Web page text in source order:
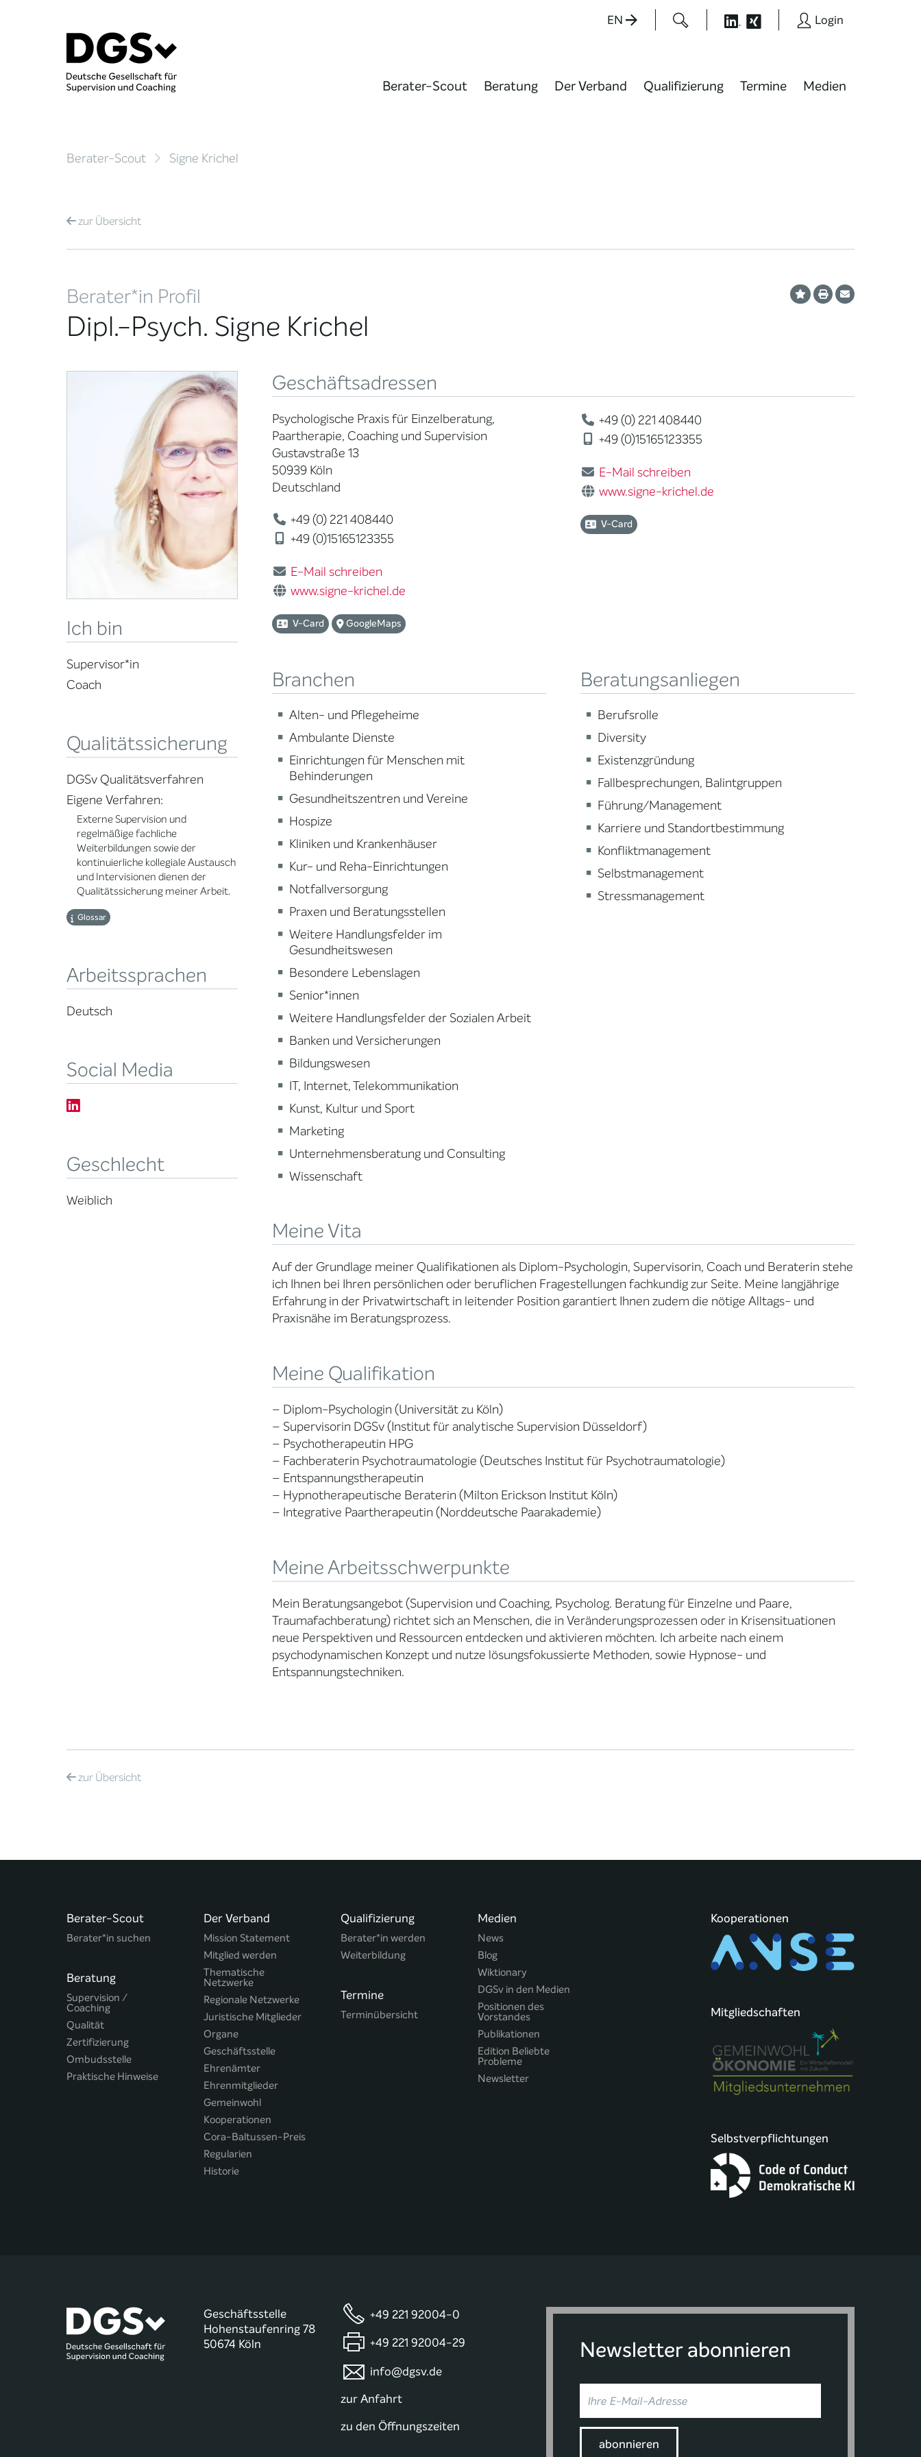
EN Login
Berater-Scout Beratung Der Verband Qualifizierung Termine Medien
Berater-Scout Signe Krichel
zurÜbersicht
Berater*in Profil
Dipl.-Psych. Signe Krichel
Ich bin
Supervisor*in
Coach
Qualitätssicherung
DGSv Qualitätsverfahren
Eigene Verfahren:
Externe Supervision und
regelmäßige fachliche
Weiterbildungen sowie der
kontinuierliche kollegiale Austausch
und Intervisionen dienen der
Qualitätssicherung meiner Arbeit.
Glossar
Arbeitssprachen
Deutsch
Social Media
Geschlecht
Weiblich
Geschäftsadressen
Psychologische Praxis für Einzelberatung,
Paartherapie, Coaching und Supervision
Gustavstraße 13
50939 Köln
Deutschland
+49 (0) 221 408440
+49 (0)15165123355
E-Mail schreiben
www.signe-krichel.de
V-Card GoogleMaps
+49 (0) 221 408440
+49 (0)15165123355
E-Mail schreiben
www.signe-krichel.de
V-Card
Branchen
Alten- und Pflegeheime
Ambulante Dienste
Einrichtungen für Menschen mit
Behinderungen
Gesundheitszentren und Vereine
Hospize
Kliniken und Krankenhäuser
Kur- und Reha-Einrichtungen
Notfallversorgung
Praxen und Beratungsstellen
Weitere Handlungsfelder im
Gesundheitswesen
Besondere Lebenslagen
Senior*innen
Weitere Handlungsfelder der Sozialen Arbeit
Banken und Versicherungen
Bildungswesen
IT, Internet, Telekommunikation
Kunst, Kultur und Sport
Marketing
Unternehmensberatung und Consulting
Wissenschaft
Beratungsanliegen
Berufsrolle
Diversity
Existenzgründung
Fallbesprechungen, Balintgruppen
Führung/Management
Karriere und Standortbestimmung
Konfliktmanagement
Selbstmanagement
Stressmanagement
Meine Vita
Auf der Grundlage meiner Qualifikationen als Diplom-Psychologin, Supervisorin, Coach und Beraterin stehe
ich Ihnen bei Ihren persönlichen oder beruflichen Fragestellungen fachkundig zur Seite. Meine langjährige
Erfahrung in der Privatwirtschaft in leitender Position garantiert Ihnen zudem die nötige Alltags- und
Praxisnähe im Beratungsprozess.
Meine Qualifikation
– Diplom-Psychologin (Universität zu Köln)
– Supervisorin DGSv (Institut für analytische Supervision Düsseldorf)
– Psychotherapeutin HPG
– Fachberaterin Psychotraumatologie (Deutsches Institut für Psychotraumatologie)
– Entspannungstherapeutin
– Hypnotherapeutische Beraterin (Milton Erickson Institut Köln)
– Integrative Paartherapeutin (Norddeutsche Paarakademie)
Meine Arbeitsschwerpunkte
Mein Beratungsangebot (Supervision und Coaching, Psycholog. Beratung für Einzelne und Paare,
Traumafachberatung) richtet sich an Menschen, die in Veränderungsprozessen oder in Krisensituationen
neue Perspektiven und Ressourcen entdecken und aktivieren möchten. Ich arbeite nach einem
psychodynamischen Konzept und nutze lösungsfokussierte Methoden, sowie Hypnose- und
Entspannungstechniken.
zurÜbersicht
Berater-Scout
Berater*in suchen
Beratung
Supervision /
Coaching
Qualität
Zertifizierung
Ombudsstelle
Praktische Hinweise
Der Verband
Mission Statement
Mitglied werden
Thematische
Netzwerke
Regionale Netzwerke
Juristische Mitglieder
Organe
Geschäftsstelle
Ehrenämter
Ehrenmitglieder
Gemeinwohl
Kooperationen
Cora-Baltussen-Preis
Regularien
Historie
Qualifizierung
Berater*in werden
Weiterbildung
Termine
Terminübersicht
Medien
News
Blog
Wiktionary
DGSv in den Medien
Positionen des
Vorstandes
Publikationen
Edition Beliebte
Probleme
Newsletter
Kooperationen
Mitgliedschaften
Selbstverpflichtungen
Geschäftsstelle
Hohenstaufenring 78
50674 Köln
+49 221 92004-0
+49 221 92004-29
info@dgsv.de
zur Anfahrt
zu den Öffnungszeiten
Newsletter abonnieren